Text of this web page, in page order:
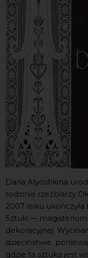
Daria Alyoshkina
rodzinie rzeźbiarzy
2007 roku
Sztuki —
dekoracyjnej.
dzieciństwie,
gdzie ta sztuka jest